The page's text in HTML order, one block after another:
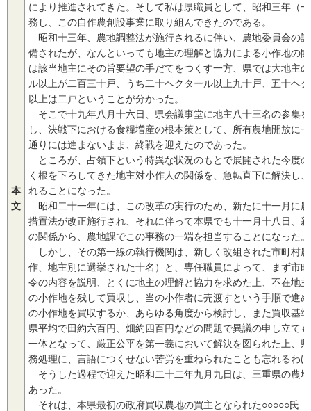
本
文
により推進されてきた。そして私は県職員として、昭和三年（
務し、この自作農創設事業に取り組んできたのである。
昭和十三年、農地調整法が施行されるに伴い、農地委員会の
備されたが、なんといっても地主の理解と協力による小作地の
は該当地主にその旨要望の手だてをつくす一方、県では大地主
ル以上が二百三十戸、うち二十ヘクタール以上九十戸、五十ヘ
以上は二戸ということが分かった。
そこで十九年八月十六日、県会議事堂に地主八十三名の参集
し、決戦下における食糧増産の根本策として、所有農地開放に
通りには進まないまま、終戦を迎えたのであった。
ところが、占領下という特異な状況のもとで展開された今度
く根を下ろしてきた地主対小作人の関係を、急転直下に解決し
れることになった。
昭和二十一年には、この改革の実行のため、新たに十一月に
措置法が改正施行され、それに伴って本県でも十一月十八日、
の関係から、農地課でこの事務の一端を担当することになった。
しかし、その第一線の執行機関は、新しく改組された市町村
作、地主別に選挙された十名）と、専任職員によって、まず市
令の内容を説明、とくに地主の理解と協力を求めた上、不在地
の小作地を残して買収し、当の小作者に売渡すという手順で進
の小作地を買収するか、あらゆる角度から検討し、また買収基
県平均で田約六百円、畑約四百円などの問題で異議の申し立て
一体となって、厳正公平を第一義において解決を図られた上、
務処理に、言語につくせない苦労を重ねられたことも忘れるわ
そうした過程で迎えた昭和二十二年九月九日は、三重県の農
あった。
それは、本県最初の政府買収農地の買主となられた○○○○○氏